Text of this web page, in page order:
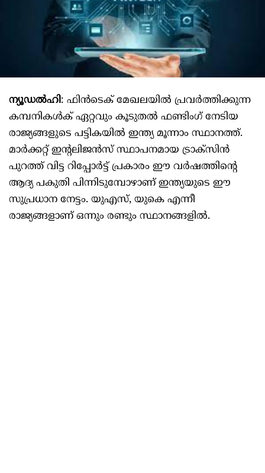
ന്യൂഡൽഹി: ഫിൻടെക് മേഖലയിൽ പ്രവർത്തിക്കുന്ന
കമ്പനികൾക് ഏറ്റവും കൂടുതൽ ഫണ്ടിംഗ് നേടിയ
രാജ്യങ്ങളുടെ പട്ടികയിൽ ഇന്ത്യ മൂന്നാം സ്ഥാനത്ത്.
മാർക്കറ്റ് ഇന്റലിജൻസ് സ്ഥാപനമായ ട്രാക്സിൻ
പുറത്ത് വിട്ട റിപ്പോർട്ട് പ്രകാരം ഈ വർഷത്തിന്റെ
ആദ്യ പകുതി പിന്നിടുമ്പോഴാണ് ഇന്ത്യയുടെ ഈ
സുപ്രധാന നേട്ടം. യുഎസ്, യുകെ എന്നീ
രാജ്യങ്ങളാണ് ഒന്നും രണ്ടും സ്ഥാനങ്ങളിൽ.